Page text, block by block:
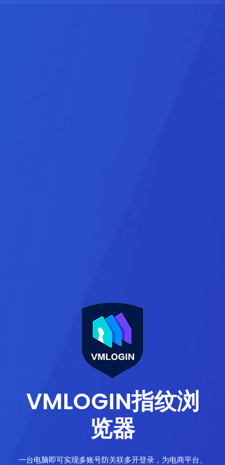
VMLOGIN指纹浏
览器
一台电脑即可实现多账号防关联多开登录，为电商平台、